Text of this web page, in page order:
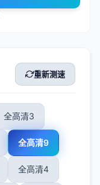
重新测速
全高清3
全高清9
全高清4